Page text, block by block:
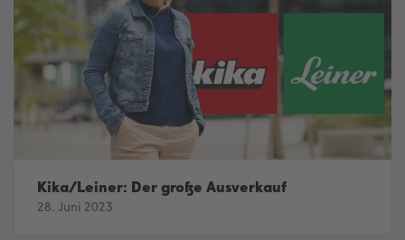
Kika/Leiner: Der große Ausverkauf
28. Juni 2023